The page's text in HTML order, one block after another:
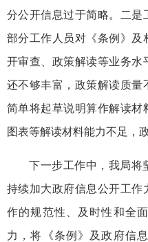
分公开信息过于简略。二是
部分工作人员对《条例》及
开审查、政策解读等业务水
还不够丰富，政策解读质量
简单将起草说明算作解读材
图表等解读材料能力不足，
下一步工作中，我局将
持续加大政府信息公开工作
作的规范性、及时性和全
力，将《条例》及政府信